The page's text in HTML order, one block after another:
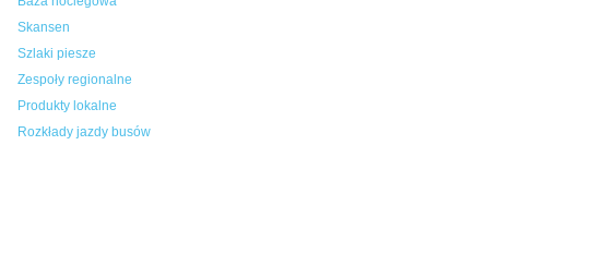
Skansen
Szlaki piesze
Zespoły regionalne
Produkty lokalne
Rozkłady jazdy busów